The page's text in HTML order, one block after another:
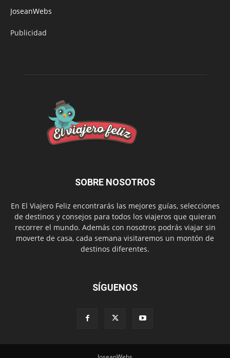
JoseanWebs
Publicidad
SOBRE NOSOTROS
En El Viajero Feliz encontrarás las mejores guías, selecciones
de destinos y consejos para todos los viajeros que quieran
recorrer el mundo. Además con nosotros podrás viajar sin
moverte de casa, cada semana visitaremos un montón de
destinos diferentes.
SÍGUENOS